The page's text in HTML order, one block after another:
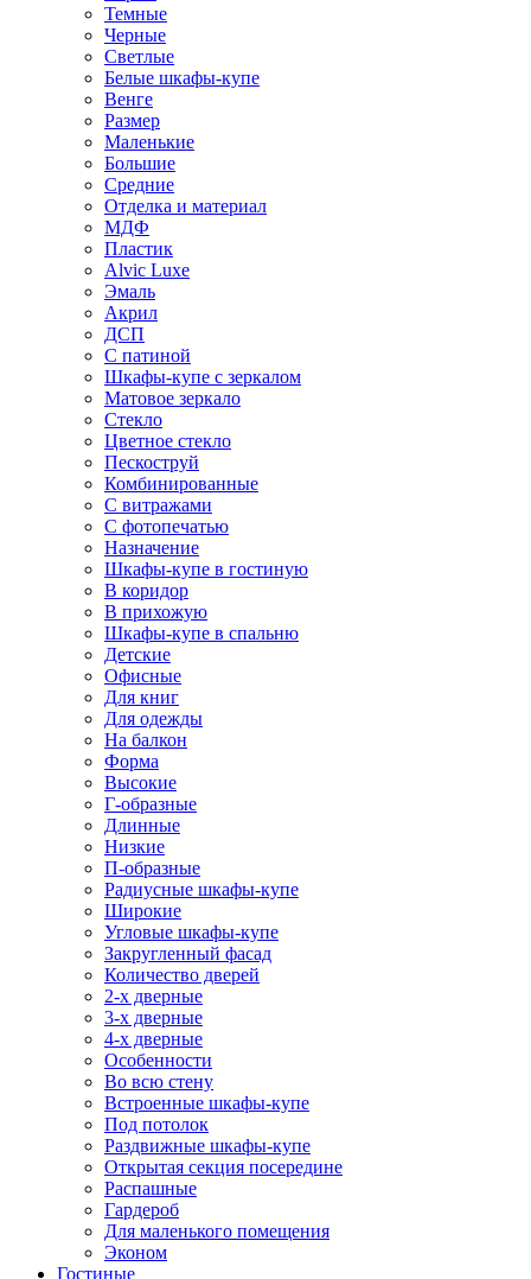
Темные
Черные
Светлые
Белые шкафы-купе
Венге
Размер
Маленькие
Большие
Средние
Отделка и материал
МДФ
Пластик
Alvic Luxe
Эмаль
Акрил
ДСП
С патиной
Шкафы-купе с зеркалом
Матовое зеркало
Стекло
Цветное стекло
Пескоструй
Комбинированные
С витражами
С фотопечатью
Назначение
Шкафы-купе в гостиную
В коридор
В прихожую
Шкафы-купе в спальню
Детские
Офисные
Для книг
Для одежды
На балкон
Форма
Высокие
Г-образные
Длинные
Низкие
П-образные
Радиусные шкафы-купе
Широкие
Угловые шкафы-купе
Закругленный фасад
Количество дверей
2-х дверные
3-х дверные
4-х дверные
Особенности
Во всю стену
Встроенные шкафы-купе
Под потолок
Раздвижные шкафы-купе
Открытая секция посередине
Распашные
Гардероб
Для маленького помещения
Эконом
Гостиные